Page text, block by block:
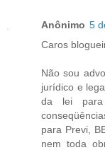
Anônimo 5
Caros
Não sou
jurídico e
da lei
para Previ,
nem toda